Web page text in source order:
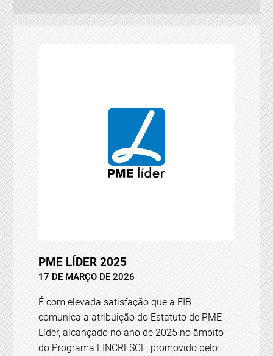
PME LÍDER 2025
17 DE MARÇO DE 2026
É com elevada satisfação que a EIB
comunica a atribuição do Estatuto de PME
Líder, alcançado no ano de 2025 no âmbito
do Programa FINCRESCE, promovido pelo